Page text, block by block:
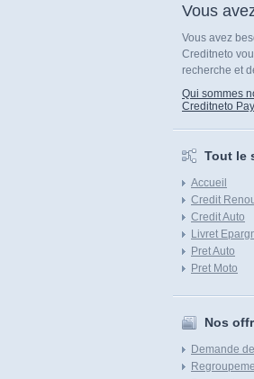
Vous
Vous avez
Creditneto
recherche et
Qui sommes
Creditneto
Tout le
Accueil
Credit
Credit Auto
Livret
Pret Auto
Pret Moto
Nos
Demande